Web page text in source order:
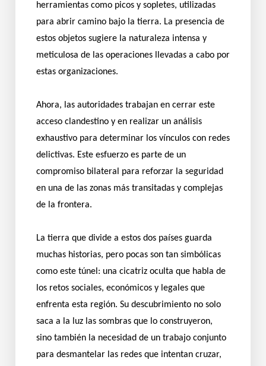
herramientas como picos y sopletes, utilizadas
para abrir camino bajo la tierra. La presencia de
estos objetos sugiere la naturaleza intensa y
meticulosa de las operaciones llevadas a cabo por
estas organizaciones.
Ahora, las autoridades trabajan en cerrar este
acceso clandestino y en realizar un análisis
exhaustivo para determinar los vínculos con redes
delictivas. Este esfuerzo es parte de un
compromiso bilateral para reforzar la seguridad
en una de las zonas más transitadas y complejas
de la frontera.
La tierra que divide a estos dos países guarda
muchas historias, pero pocas son tan simbólicas
como este túnel: una cicatriz oculta que habla de
los retos sociales, económicos y legales que
enfrenta esta región. Su descubrimiento no solo
saca a la luz las sombras que lo construyeron,
sino también la necesidad de un trabajo conjunto
para desmantelar las redes que intentan cruzar,